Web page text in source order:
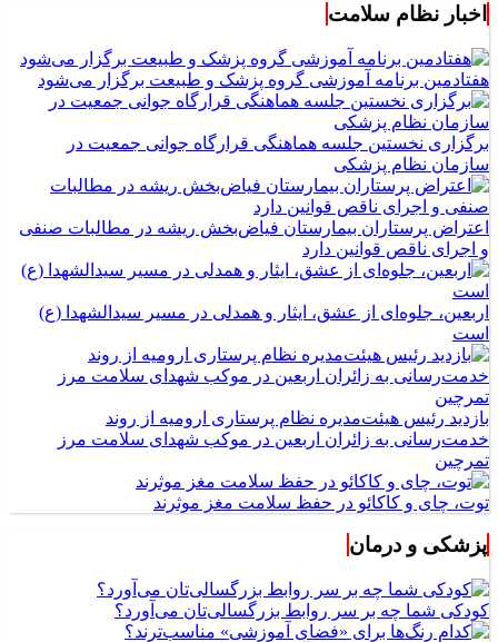
اخبار نظام سلامت
هفتادمین برنامه آموزشی گروه پزشک و طبیعت برگزار می‌شود
برگزاری نخستین جلسه هماهنگی قرارگاه جوانی جمعیت در
سازمان نظام پزشکی
اعتراض پرستاران بیمارستان فیاض‌بخش ریشه در مطالبات صنفی
و اجرای ناقص قوانین دارد
اربعین، جلوه‌ای از عشق، ایثار و همدلی در مسیر سیدالشهدا (ع)
است
بازدید رئیس هیئت‌مدیره نظام پرستاری ارومیه از روند
خدمت‌رسانی به زائران اربعین در موکب شهدای سلامت مرز
تمرچین
توت، چای و کاکائو در حفظ سلامت مغز موثرند
پزشکی و درمان
کودکی شما چه بر سر روابط بزرگسالی‌تان می‌آورد؟